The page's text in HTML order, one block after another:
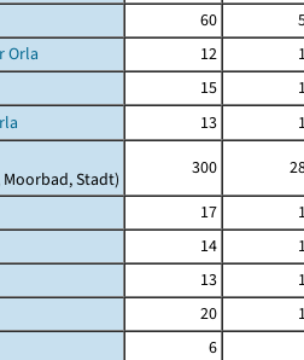
60
Orla
12
15
13
Moorbad, Stadt)
300
17
14
13
20
6